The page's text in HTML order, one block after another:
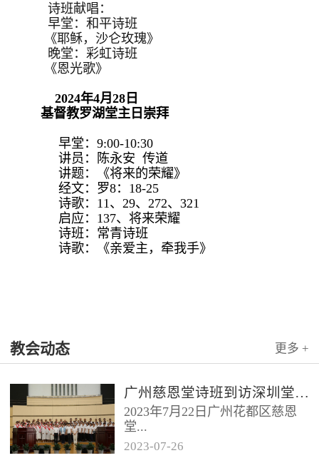
诗班献唱：
早堂：和平诗班
《耶稣，沙仑玫瑰》
晚堂：彩虹诗班
《恩光歌》
2024年4月28日
基督教罗湖堂主日崇拜
早堂：9:00-10:30
讲员：陈永安 传道
讲题：《将来的荣耀》
经文：罗8：18-25
诗歌：11、29、272、321
启应：137、将来荣耀
诗班：常青诗班
诗歌：《亲爱主，牵我手》
教会动态 更多 +
广州慈恩堂诗班到访深圳堂、和平堂
2023年7月22日广州花都区慈恩
堂...
2023-07-26